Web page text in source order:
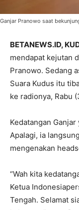
Ganjar Pranowo saat
BETANEWS.ID,
mendapat kejutan
Pranowo. Sedang
Suara Kudus itu
ke radionya, Rabu
Kedatangan
Apalagi, ia
mengenakan
“Wah kita
Ketua
Tengah. Selamat